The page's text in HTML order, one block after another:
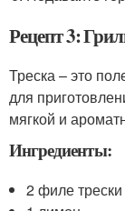
Рецепт 3:
Треска – это
для
мягкой и
Ингредиенты:
2 филе трески